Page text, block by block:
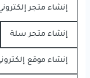
إنشاء متجر
إنشاء متجر سلة
إنشاء موقع